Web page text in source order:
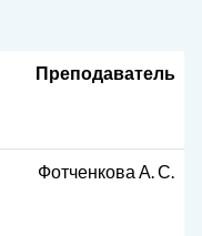
Преподаватель
Фотченкова А. С.